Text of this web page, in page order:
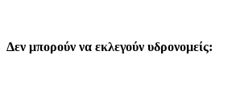
Δεν μπορούν να εκλεγούν υδρονομείς: